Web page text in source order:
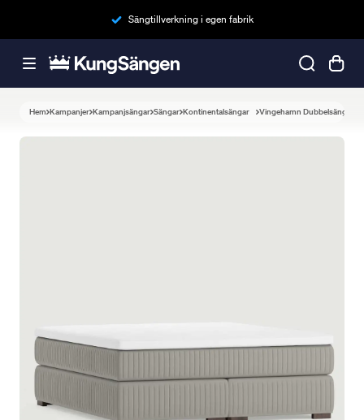
Sängtillverkning i egen fabrik
Hem Kampanjer Kampanjsängar Sängar Kontinentalsängar Vingehamn Dubbelsäng